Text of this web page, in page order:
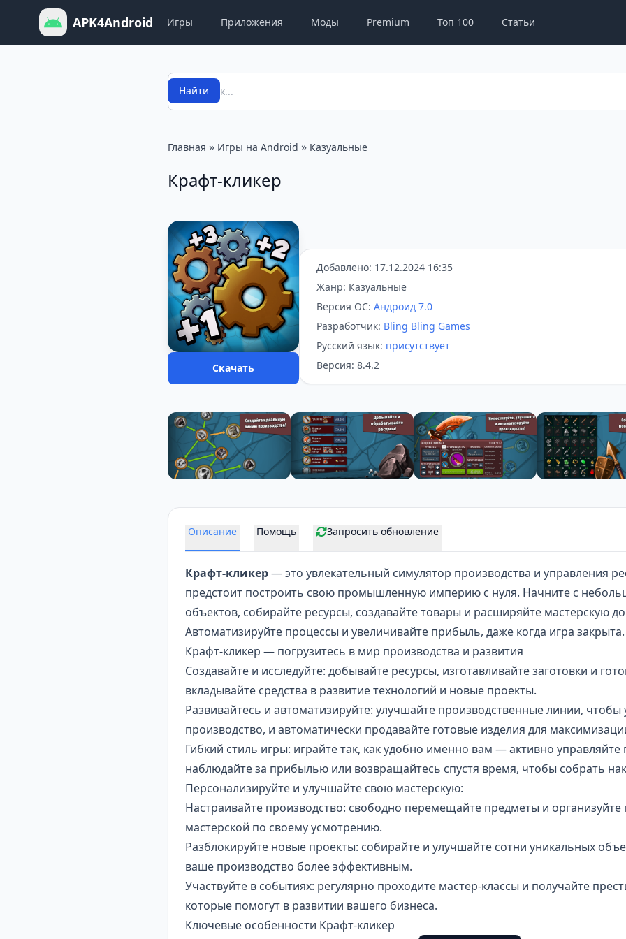
APK4Android Игры Приложения Моды Premium Топ 100 Статьи
Поиск
Найти
Главная » Игры на Android » Казуальные
Крафт-кликер
Скачать
Добавлено: 17.12.2024 16:35
Жанр: Казуальные
Версия ОС: Андроид 7.0
Разработчик: Bling Bling Games
Русский язык: присутствует
Версия: 8.4.2
Описание Помощь Запросить обновление
Крафт-кликер— это увлекательный симулятор производства и управления
предстоит построить свою промышленную империю с нуля. Начните с
объектов, собирайте ресурсы, создавайте товары и расширяйте мастерскую
Автоматизируйте процессы и увеличивайте прибыль, даже когда игра закрыта.
Крафт-кликер — погрузитесь в мир производства и развития
Создавайте и исследуйте: добывайте ресурсы, изготавливайте заготовки и
вкладывайте средства в развитие технологий и новые проекты.
Развивайтесь и автоматизируйте: улучшайте производственные линии, чтобы
производство, и автоматически продавайте готовые изделия для
Гибкий стиль игры: играйте так, как удобно именно вам — активно
наблюдайте за прибылью или возвращайтесь спустя время, чтобы собрать
Персонализируйте и улучшайте свою мастерскую:
Настраивайте производство: свободно перемещайте предметы и организуйте
мастерской по своему усмотрению.
Разблокируйте новые проекты: собирайте и улучшайте сотни уникальных
ваше производство более эффективным.
Участвуйте в событиях: регулярно проходите мастер-классы и получайте
которые помогут в развитии вашего бизнеса.
Ключевые особенности Крафт-кликер